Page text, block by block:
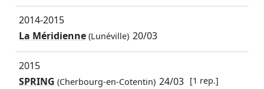
2014-2015
La Méridienne(Lunéville) 20/03
2015
SPRING (Cherbourg-en-Cotentin) 24/03 [1 rep.]